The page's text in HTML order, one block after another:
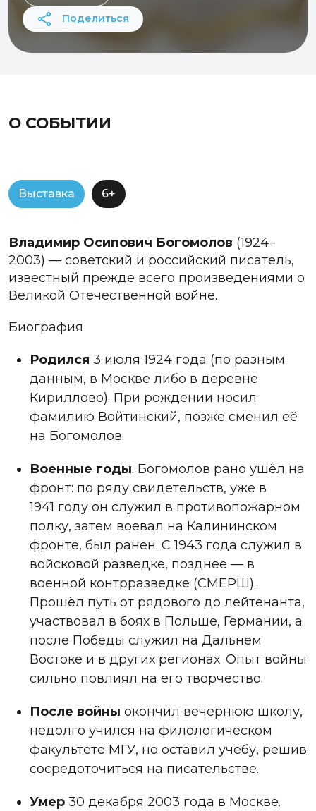
Поделиться
О СОБЫТИИ
Выставка 6+
Владимир Осипович Богомолов (1924–
2003) — советский и российский писатель,
известный прежде всего произведениями о
Великой Отечественной войне.
Биография
Родился 3 июля 1924 года (по разным
данным, в Москве либо в деревне
Кириллово). При рождении носил
фамилию Войтинский, позже сменил её
на Богомолов.
Военные годы. Богомолов рано ушёл на
фронт: по ряду свидетельств, уже в
1941 году он служил в противопожарном
полку, затем воевал на Калининском
фронте, был ранен. С 1943 года служил в
войсковой разведке, позднее — в
военной контрразведке (СМЕРШ).
Прошёл путь от рядового до лейтенанта,
участвовал в боях в Польше, Германии, а
после Победы служил на Дальнем
Востоке и в других регионах. Опыт войны
сильно повлиял на его творчество.
После войны окончил вечернюю школу,
недолго учился на филологическом
факультете МГУ, но оставил учёбу, решив
сосредоточиться на писательстве.
Умер 30 декабря 2003 года в Москве.